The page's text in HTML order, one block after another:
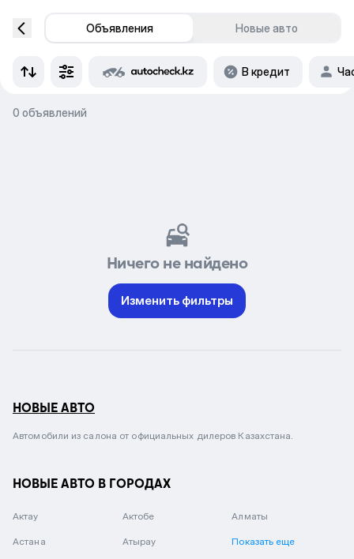
Объявления Новые авто
В кредит
0 объявлений
Ничего не найдено
Изменить фильтры
НОВЫЕ АВТО
Автомобили из салона от официальных дилеров Казахстана.
НОВЫЕ АВТО В ГОРОДАХ
Актау Актобе Алматы
Астана Атырау Показать еще